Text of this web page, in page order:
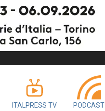
ITALPRESS TV PODCAST